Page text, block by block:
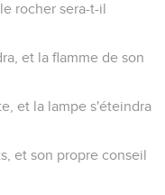
rocher sera-t-il
et la flamme de son
et la lampe s'éteindra
et son propre conseil